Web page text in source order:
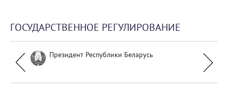
ГОСУДАРСТВЕННОЕ РЕГУЛИРОВАНИЕ
Президент Республики Беларусь